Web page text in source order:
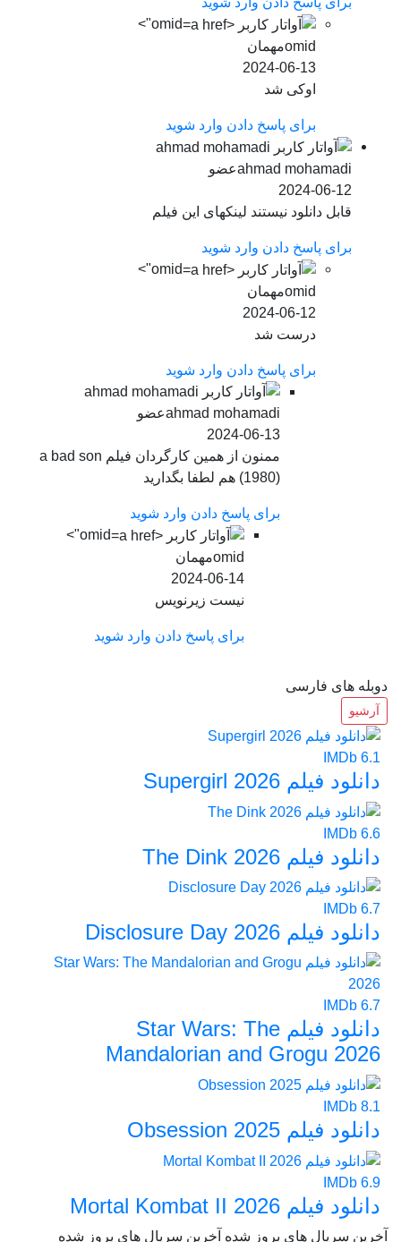
omid">
omidمهمان
2024-06-13
اوکی شد
برای پاسخ دادن وارد شوید
ahmad mohamadiعضو
2024-06-12
قابل دانلود نیستند لینکهای این فیلم
برای پاسخ دادن وارد شوید
omid">
omidمهمان
2024-06-12
درست شد
برای پاسخ دادن وارد شوید
ahmad mohamadiعضو
2024-06-13
ممنون از همین کارگردان فیلم a bad son
(1980) هم لطفا بگدارید
برای پاسخ دادن وارد شوید
omid">
omidمهمان
2024-06-14
نیست زیرنویس
برای پاسخ دادن وارد شوید
دوبله های فارسی
آرشیو
IMDb 6.1
دانلود فیلم Supergirl 2026
IMDb 6.6
دانلود فیلم The Dink 2026
IMDb 6.7
دانلود فیلم Disclosure Day 2026
IMDb 6.7
دانلود فیلم Star Wars: The
Mandalorian and Grogu 2026
IMDb 8.1
دانلود فیلم Obsession 2025
IMDb 6.9
دانلود فیلم Mortal Kombat II 2026
آخرین سریال های بروز شده آخرین سریال های بروز شده